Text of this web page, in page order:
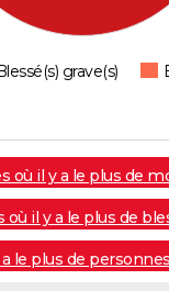
grave(s)
où il y a le plus de
où il y a le plus de
a le plus de